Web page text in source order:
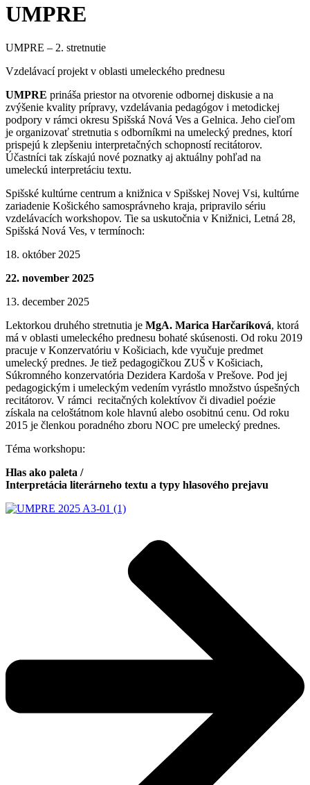
UMPRE
UMPRE – 2. stretnutie
Vzdelávací projekt v oblasti umeleckého prednesu
UMPRE prináša priestor na otvorenie odbornej diskusie a na
zvýšenie kvality prípravy, vzdelávania pedagógov i metodickej
podpory v rámci okresu Spišská Nová Ves a Gelnica. Jeho cieľom
je organizovať stretnutia s odborníkmi na umelecký prednes, ktorí
prispejú k zlepšeniu interpretačných schopností recitátorov.
Účastníci tak získajú nové poznatky aj aktuálny pohľad na
umeleckú interpretáciu textu.
Spišské kultúrne centrum a knižnica v Spišskej Novej Vsi, kultúrne
zariadenie Košického samosprávneho kraja, pripravilo sériu
vzdelávacích workshopov. Tie sa uskutočnia v Knižnici, Letná 28,
Spišská Nová Ves, v termínoch:
18. október 2025
22. november 2025
13. december 2025
Lektorkou druhého stretnutia je MgA. Marica Harčaríková, ktorá
má v oblasti umeleckého prednesu bohaté skúsenosti. Od roku 2019
pracuje v Konzervatóriu v Košiciach, kde vyučuje predmet
umelecký prednes. Je tiež pedagogičkou ZUŠ v Košiciach,
Súkromného konzervatória Dezidera Kardoša v Prešove. Pod jej
pedagogickým i umeleckým vedením vyrástlo množstvo úspešných
recitátorov. V rámci recitačných kolektívov či divadiel poézie
získala na celoštátnom kole hlavnú alebo osobitnú cenu. Od roku
2015 je členkou poradného zboru NOC pre umelecký prednes.
Téma workshopu:
Hlas ako paleta /
Interpretácia literárneho textu a typy hlasového prejavu